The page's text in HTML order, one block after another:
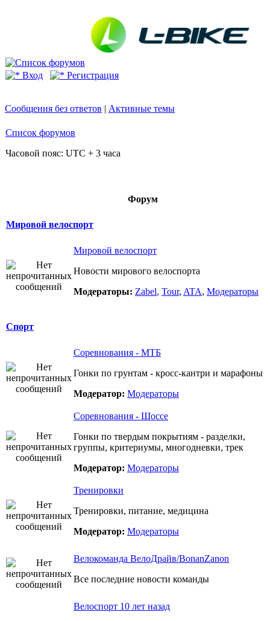
Вход Регистрация
Сообщения без ответов | Активные темы
Список форумов
Часовой пояс: UTC + 3 часа
Форум
Мировой велоспорт
Мировой велоспорт
Новости мирового велоспорта
Модераторы: Zabel, Tour, ATA, Модераторы
Спорт
Соревнования - МТБ
Гонки по грунтам - кросс-кантри и марафоны
Модератор: Модераторы
Соревнования - Шоссе
Гонки по твердым покрытиям - разделки,
группы, критериумы, многодневки, трек
Модератор: Модераторы
Тренировки
Тренировки, питание, медицина
Модератор: Модераторы
Велокоманда ВелоДрайв/BonanZanon
Все последние новости команды
Велоспорт 10 лет назад